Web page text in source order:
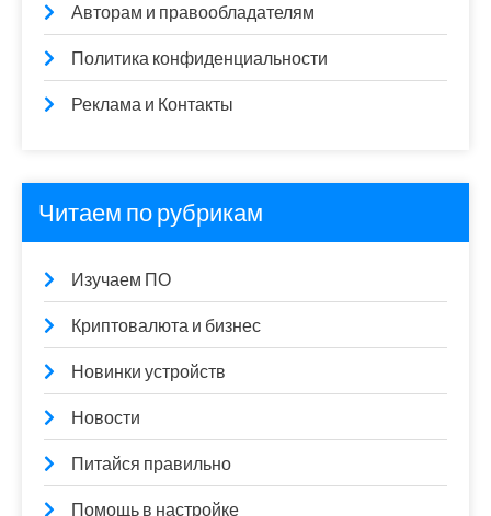
Авторам и правообладателям
Политика конфиденциальности
Реклама и Контакты
Читаем по рубрикам
Изучаем ПО
Криптовалюта и бизнес
Новинки устройств
Новости
Питайся правильно
Помощь в настройке